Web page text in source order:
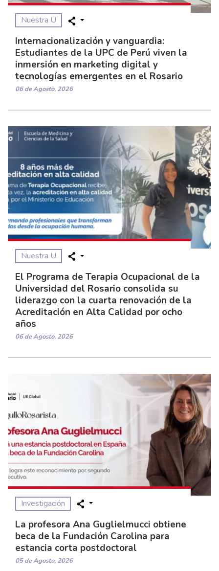
Nuestra U
Internacionalización y vanguardia:
Estudiantes de la UPC de Perú viven la
inmersión en marketing digital y
tecnologías emergentes en el Rosario
06 de Agosto, 2026
Nuestra U
El Programa de Terapia Ocupacional de la
Universidad del Rosario consolida su
liderazgo con la cuarta renovación de la
Acreditación en Alta Calidad por ocho
años
06 de Agosto, 2026
Investigación
La profesora Ana Guglielmucci obtiene
beca de la Fundación Carolina para
estancia corta postdoctoral
05 de Agosto, 2026